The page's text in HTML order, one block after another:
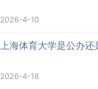
2026-4-10
上海体育大学是公办还
2026-4-18